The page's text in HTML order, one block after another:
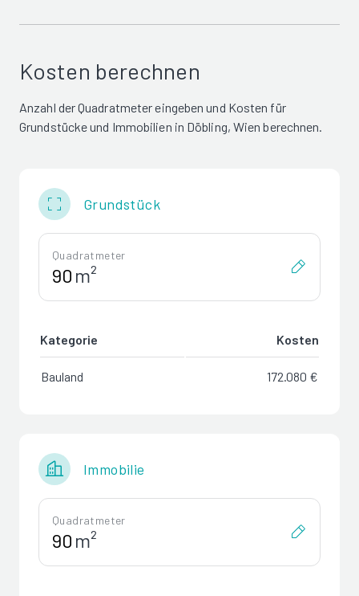
Kosten berechnen
Anzahl der Quadratmeter eingeben und Kosten für
Grundstücke und Immobilien in Döbling, Wien berechnen.
Grundstück
Quadratmeter
m²
Kategorie Kosten
Bauland 172.080 €
Immobilie
Quadratmeter
m²